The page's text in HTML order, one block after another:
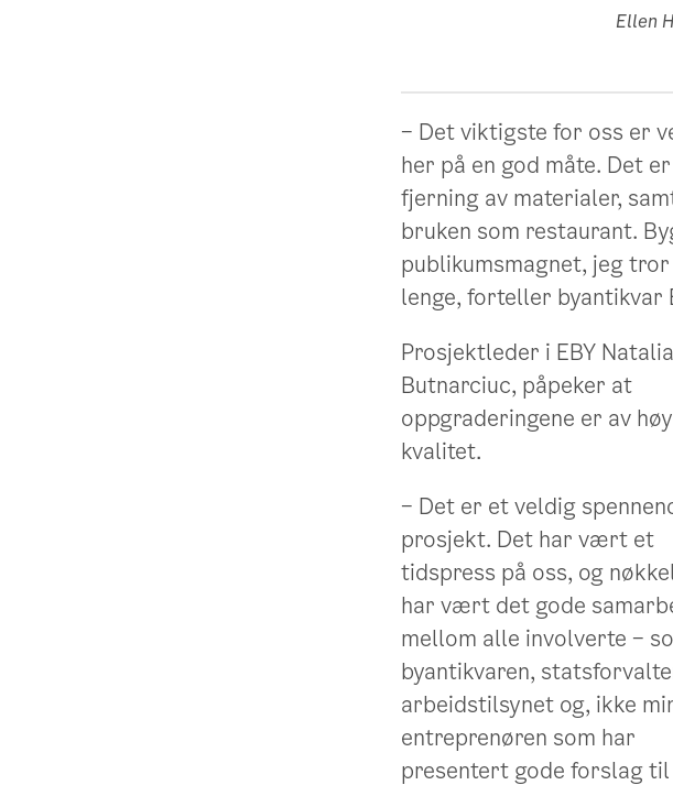
Ellen
– Det viktigste for oss er
her på en god måte. Det
fjerning av materialer,
bruken som restaurant.
publikumsmagnet, jeg
lenge, forteller byantikvar
Prosjektleder i EBY Natalia
Butnarciuc, påpeker at
oppgraderingene er av høy
kvalitet.
– Det er et veldig
prosjekt. Det har vært et
tidspress på oss, og
har vært det gode
mellom alle involverte –
byantikvaren,
arbeidstilsynet og, ikke
entreprenøren som har
presentert gode forslag til